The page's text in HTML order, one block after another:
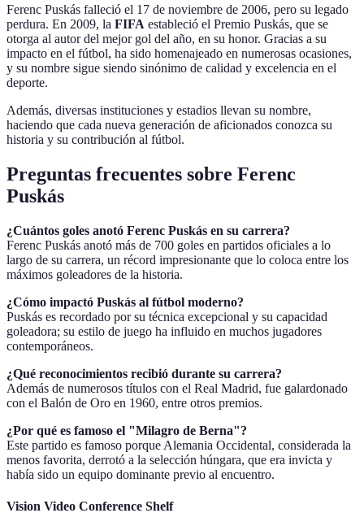
Ferenc Puskás falleció el 17 de noviembre de 2006, pero su legado
perdura. En 2009, la FIFA estableció el Premio Puskás, que se
otorga al autor del mejor gol del año, en su honor. Gracias a su
impacto en el fútbol, ha sido homenajeado en numerosas ocasiones,
y su nombre sigue siendo sinónimo de calidad y excelencia en el
deporte.
Además, diversas instituciones y estadios llevan su nombre,
haciendo que cada nueva generación de aficionados conozca su
historia y su contribución al fútbol.
Preguntas frecuentes sobre Ferenc
Puskás
¿Cuántos goles anotó Ferenc Puskás en su carrera?
Ferenc Puskás anotó más de 700 goles en partidos oficiales a lo
largo de su carrera, un récord impresionante que lo coloca entre los
máximos goleadores de la historia.
¿Cómo impactó Puskás al fútbol moderno?
Puskás es recordado por su técnica excepcional y su capacidad
goleadora; su estilo de juego ha influido en muchos jugadores
contemporáneos.
¿Qué reconocimientos recibió durante su carrera?
Además de numerosos títulos con el Real Madrid, fue galardonado
con el Balón de Oro en 1960, entre otros premios.
¿Por qué es famoso el "Milagro de Berna"?
Este partido es famoso porque Alemania Occidental, considerada la
menos favorita, derrotó a la selección húngara, que era invicta y
había sido un equipo dominante previo al encuentro.
Vision Video Conference Shelf